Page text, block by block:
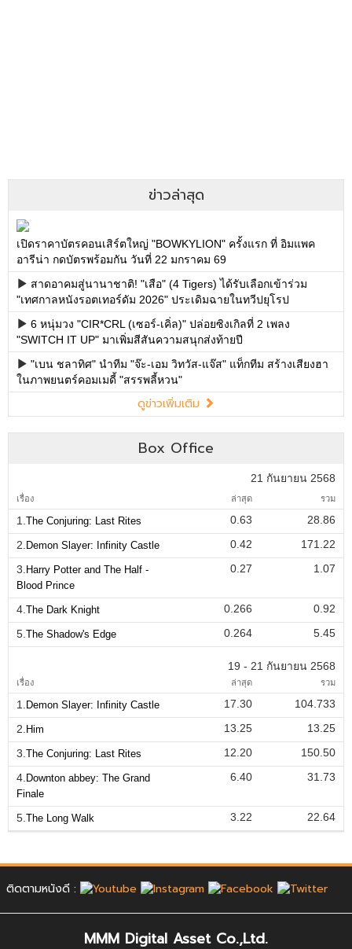
ข่าวล่าสุด
เปิดราคาบัตรคอนเสิร์ตใหญ่ "BOWKYLION" ครั้งแรก ที่ อิมแพค
อารีน่า กดบัตรพร้อมกัน วันที่ 22 มกราคม 69
สาดอาคมสู่นานาชาติ! "เสือ" (4 Tigers) ได้รับเลือกเข้าร่วม
"เทศกาลหนังรอตเทอร์ดัม 2026" ประเดิมฉายในทวีปยุโรป
6 หนุ่มวง "CIR*CRL (เซอร์-เคิ่ล)" ปล่อยซิงเกิลที่ 2 เพลง
"SWITCH IT UP" มาเพิ่มสีสันความสนุกส่งท้ายปี
"เบน ชลาทิศ" นำทีม "จ๊ะ-เอม วิทวัส-แจ๊ส" แท็กทีม สร้างเสียงฮา
ในภาพยนตร์คอมเมดี้ "สรรพลี้หวน"
ดูข่าวเพิ่มเติม
Box Office
21 กันยายน 2568
เรื่อง ล่าสุด รวม
1. The Conjuring: Last Rites 0.63
28.86
2. Demon Slayer: Infinity Castle 0.42
171.22
3. Harry Potter and The Half -
Blood Prince
0.27 1.07
4. The Dark Knight 0.266
0.92
5. The Shadow's Edge 0.264 5.45
19 - 21 กันยายน 2568
เรื่อง ล่าสุด รวม
1. Demon Slayer: Infinity Castle 17.30
104.733
2. Him 13.25
13.25
3. The Conjuring: Last Rites 12.20
150.50
4. Downton abbey: The Grand
Finale
6.40 31.73
5. The Long Walk 3.22 22.64
ติดตามหนังดี :
MMM Digital Asset Co.,Ltd.